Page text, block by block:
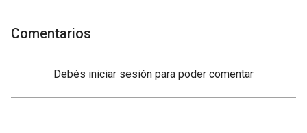
Comentarios
Debés iniciar sesión para poder comentar